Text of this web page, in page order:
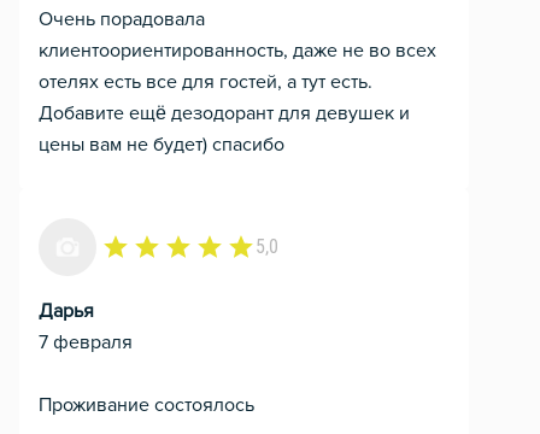
Очень порадовала
клиентоориентированность, даже не во всех
отелях есть все для гостей, а тут есть.
Добавите ещё дезодорант для девушек и
цены вам не будет) спасибо
5,0
Дарья
7 февраля
Проживание состоялось